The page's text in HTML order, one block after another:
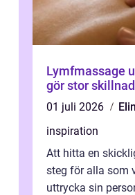
Lymfmassage umeå när
gör stor skillnad
01 juli 2026
inspiration
Att hitta en
steg för alla som
uttrycka sin